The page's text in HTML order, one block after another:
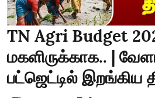
TN Agri Budget
மகளிருக்காக.. |
பட்ஜெட்டில் இறங்கிய